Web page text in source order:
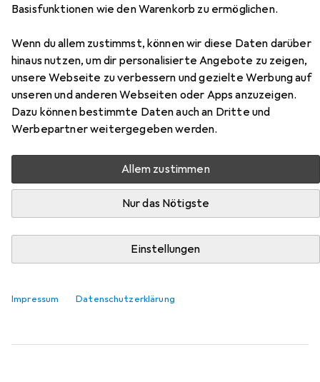
Basisfunktionen wie den Warenkorb zu ermöglichen.
Wenn du allem zustimmst, können wir diese Daten darüber
hinaus nutzen, um dir personalisierte Angebote zu zeigen,
unsere Webseite zu verbessern und gezielte Werbung auf
unseren und anderen Webseiten oder Apps anzuzeigen.
Dazu können bestimmte Daten auch an Dritte und
Werbepartner weitergegeben werden.
Allem zustimmen
Nur das Nötigste
Einstellungen
Impressum Datenschutzerklärung
Zubehör für Kärcher
Schnellladegerät 2.445-032.0
Hier findest du passendes Zubehör zum Produkt Kärcher
Schnellladegerät 2.445-032.0 aus der Kategorie
Werkzeugakku + Ladegerät.
Relevanz
Produktliste
Werkzeugakku + Ladegerät
EUR
56,84